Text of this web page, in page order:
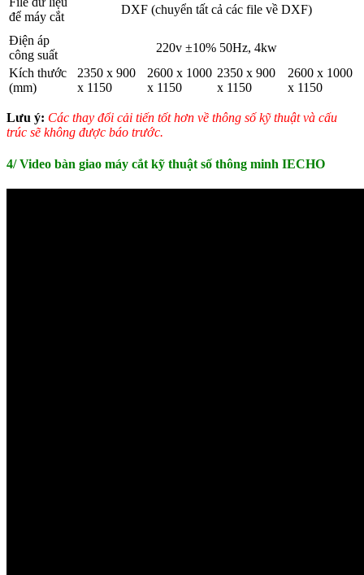
để máy cắt
DXF(chuyển tất cả các file về DXF)
Điện áp
công suất
220v ±10% 50Hz, 4kw
Kích thước
(mm)
2350 x 900
x 1150
2600 x 1000
x 1150
2350 x 900
x 1150
2600 x 1000
x 1150
Lưu ý: Các thay đổi cải tiến tốt hơn về thông số kỹ thuật và cấu
trúc sẽ không được báo trước.
4/ Video bàn giao máy cắt kỹ thuật số thông minh IECHO